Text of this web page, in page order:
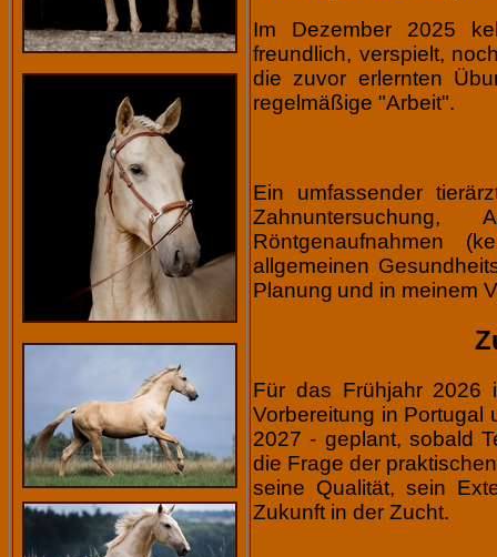
Im Dezember 2025
freundlich, verspielt,
die zuvor erlernten
regelmäßige "Arbeit".
Ein umfassender
Zahnuntersuchung,
Röntgenaufnahmen
allgemeinen
Planung und in meinem
Für das Frühjahr
Vorbereitung in Portugal
2027 - geplant, sobald
die Frage der
seine Qualität, sein
Zukunft in der Zucht.